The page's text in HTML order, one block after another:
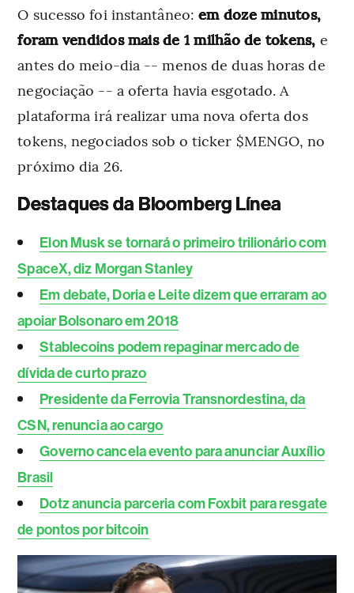
O sucesso foi instantâneo: em doze minutos,
foram vendidos mais de 1 milhão de tokens, e
antes do meio-dia -- menos de duas horas de
negociação -- a oferta havia esgotado. A
plataforma irá realizar uma nova oferta dos
tokens, negociados sob o ticker $MENGO, no
próximo dia 26.
Destaques da Bloomberg Línea
Elon Musk se tornará o primeiro trilionário com
SpaceX, diz Morgan Stanley
Em debate, Doria e Leite dizem que erraram ao
apoiar Bolsonaro em 2018
Stablecoins podem repaginar mercado de
dívida de curto prazo
Presidente da Ferrovia Transnordestina, da
CSN, renuncia ao cargo
Governo cancela evento para anunciar Auxílio
Brasil
Dotz anuncia parceria com Foxbit para resgate
de pontos por bitcoin